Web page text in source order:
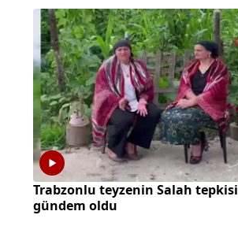
Trabzonlu teyzenin Salah tepkisi
gündem oldu